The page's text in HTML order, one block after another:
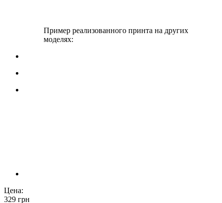
Пример реализованного принта на других
моделях:
Цена:
329 грн